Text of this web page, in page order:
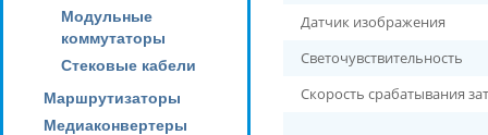
Модульные
коммутаторы
Стековые кабели
Маршрутизаторы
Медиаконвертеры
Датчик изображения
Светочувствительность
Скорость срабатывания